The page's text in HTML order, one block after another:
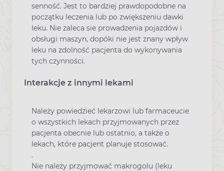
senność. Jest to bardziej prawdopodobne na
początku leczenia lub po zwiększeniu dawki
leku. Nie zaleca sie prowadzenia pojazdów i
obsługi maszyn, dopóki nie jest znany wpływ
leku na zdolność pacjenta do wykonywania
tych czynności.
Interakcje z innymi lekami
Należy powiedzieć lekarzowi lub farmaceucie
o wszystkich lekach przyjmowanych przez
pacjenta obecnie lub ostatnio, a także o
lekach, które pacjent planuje stosować.
.
Nie należy przyjmować makrogolu (leku